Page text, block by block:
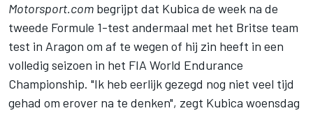
Motorsport.com begrijpt dat Kubica de week na de
tweede Formule 1-test andermaal met het Britse team
test in Aragon om af te wegen of hij zin heeft in een
volledig seizoen in het FIA World Endurance
Championship. "Ik heb eerlijk gezegd nog niet veel tijd
gehad om erover na te denken", zegt Kubica woensdag